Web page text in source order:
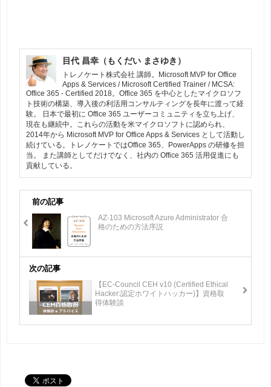
目代 昌幸（もくだい まさゆき）
トレノケート株式会社 講師。Microsoft MVP for Office
Apps & Services / Microsoft Certified Trainer / MCSA:
Office 365 - Certified 2018。Office 365 を中心としたマイクロソフ
ト技術の構築、導入後の利活用コンサルティングを長年に渡って経
験。 日本で最初に Office 365 ユーザーコミュニティを立ち上げ、
現在も継続中。これらの活動を米マイクロソフトに認められ、
2014年から Microsoft MVP for Office Apps & Services として活動し
続けている。トレノケートではOffice 365、PowerApps の研修を担
当。 また講師としてだけでなく、社内の Office 365 活用促進にも
貢献している。
前の記事
AZ-103 Microsoft Azure Administrator 合
格のための方法序説
次の記事
【EC-Council CEH v10 (Certified Ethical
Hacker:認定ホワイトハッカー)】資格取
得体験談